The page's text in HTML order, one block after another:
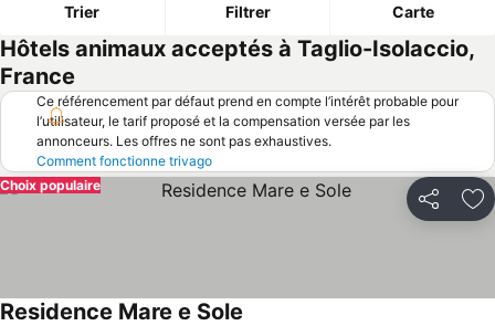
Trier Filtrer Carte
Hôtels animaux acceptés à Taglio-Isolaccio,
France
Ce référencement par défaut prend en compte l’intérêt probable pour
l’utilisateur, le tarif proposé et la compensation versée par les
annonceurs. Les offres ne sont pas exhaustives.
Comment fonctionne trivago
Partager
Choix populaire
Residence Mare e Sole